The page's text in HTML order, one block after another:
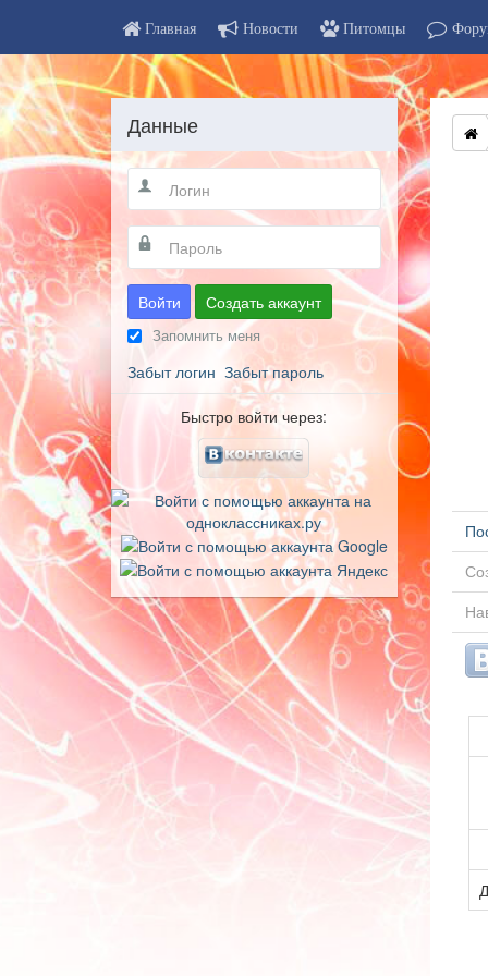
Главная Новости Питомцы
Данные
Войти Создать аккаунт
Запомнить меня
Забыт логин Забыт пароль
Быстро войти через: